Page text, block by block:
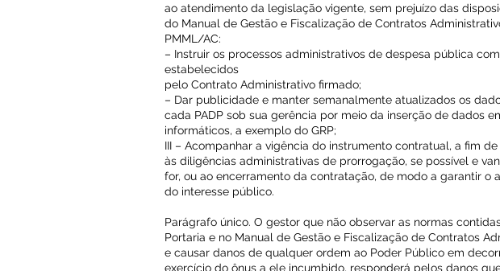
ao atendimento da legislação vigente, sem prejuízo das
do Manual de Gestão e Fiscalização de Contratos
PMML/AC:
– Instruir os processos administrativos de despesa pública
estabelecidos
pelo Contrato Administrativo firmado;
– Dar publicidade e manter semanalmente atualizados os
cada PADP sob sua gerência por meio da inserção de dados
informáticos, a exemplo do GRP;
III – Acompanhar a vigência do instrumento contratual, a fim
às diligências administrativas de prorrogação, se possível e
for, ou ao encerramento da contratação, de modo a garantir o
do interesse público.
Parágrafo único. O gestor que não observar as normas
Portaria e no Manual de Gestão e Fiscalização de Contratos
e causar danos de qualquer ordem ao Poder Público em
exercício do ônus a ele incumbido, responderá pelos danos